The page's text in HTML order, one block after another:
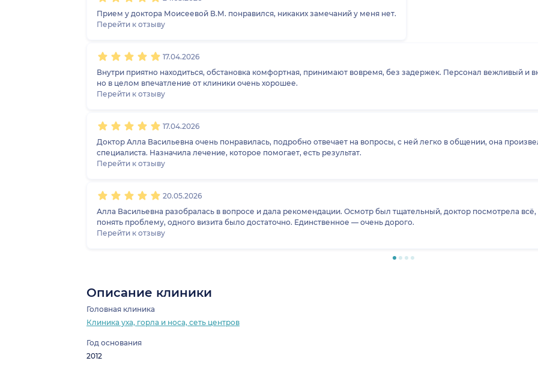
Прием у доктора Моисеевой В.М. понравился, никаких замечаний у меня нет.
Перейти к отзыву
17.04.2026
Внутри приятно находиться, обстановка комфортная, принимают вовремя, без задержек. Персонал вежливый и внимательный. Цены
но в целом впечатление от клиники очень хорошее.
Перейти к отзыву
17.04.2026
Доктор Алла Васильевна очень понравилась, подробно отвечает на вопросы, с ней легко в общении, она
специалиста. Назначила лечение, которое помогает, есть результат.
Перейти к отзыву
20.05.2026
Алла Васильевна разобралась в вопросе и дала рекомендации. Осмотр был тщательный, доктор посмотрела
понять проблему, одного визита было достаточно. Единственное — очень дорого.
Перейти к отзыву
Описание клиники
Головная клиника
Клиника уха, горла и носа, сеть центров
Год основания
2012